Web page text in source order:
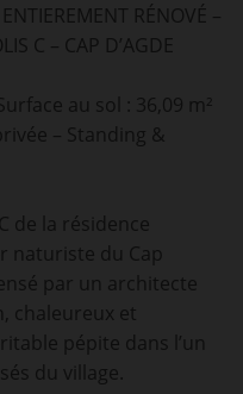
RÉNOVÉ –
C – CAP D’AGDE
au sol : 36,09 m²
– Standing &
de la résidence
naturiste du Cap
par un architecte
chaleureux et
pépite dans l’un
du village.